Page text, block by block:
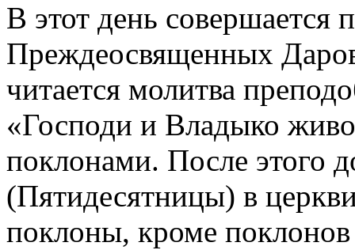
В этот день совершается
Преждеосвященных
читается молитва
«Господи и Владыко
поклонами. После этого
(Пятидесятницы) в
поклоны, кроме